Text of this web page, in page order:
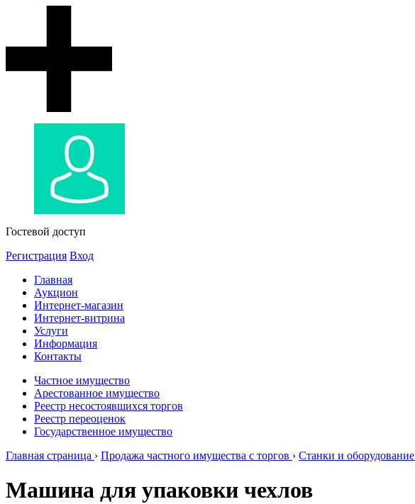
Гостевой доступ
Регистрация Вход
Главная
Аукцион
Интернет-магазин
Интернет-витрина
Услуги
Информация
Контакты
Частное имущество
Арестованное имущество
Реестр несостоявшихся торгов
Реестр переоценок
Государственное имущество
Главная страница › Продажа частного имущества с торгов › Станки и оборудование
Машина для упаковки чехлов